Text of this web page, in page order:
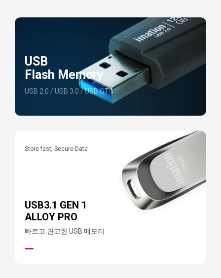
USB
Flash Memory
USB 2.0 / USB 3.0 / USB OTG
Store fast, Secure Data
USB3.1 GEN 1
ALLOY PRO
빠르고 견고한 USB 메모리